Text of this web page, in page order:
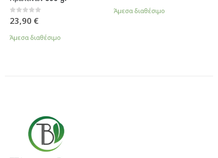
0από 5
23,90 €
Άμεσα διαθέσιμο
Άμεσα διαθέσιμο